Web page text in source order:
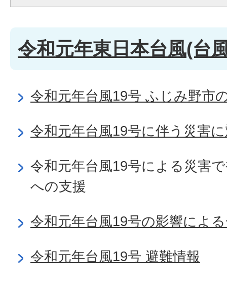
令和元年東日本台風(台
令和元年台風19号 ふじみ野市
令和元年台風19号に伴う災害
令和元年台風19号による災害
への支援
令和元年台風19号の影響によ
令和元年台風19号 避難情報